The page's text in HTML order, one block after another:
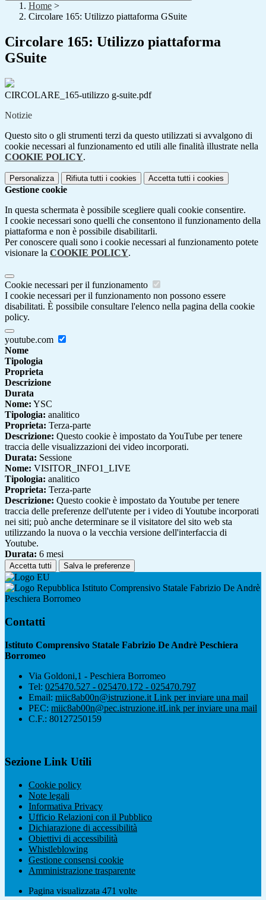
Home >
Circolare 165: Utilizzo piattaforma GSuite
Circolare 165: Utilizzo piattaforma
GSuite
CIRCOLARE_165-utilizzo g-suite.pdf
Notizie
Questo sito o gli strumenti terzi da questo utilizzati si avvalgono di
cookie necessari al funzionamento ed utili alle finalità illustrate nella
COOKIE POLICY.
Personalizza Rifiuta tutti i cookies Accetta tutti i cookies
Gestione cookie
In questa schermata è possibile scegliere quali cookie consentire.
I cookie necessari sono quelli che consentono il funzionamento della
piattaforma e non è possibile disabilitarli.
Per conoscere quali sono i cookie necessari al funzionamento potete
visionare la COOKIE POLICY.
Cookie necessari per il funzionamento
I cookie necessari per il funzionamento non possono essere
disabilitati. È possibile consultare l'elenco nella pagina della cookie
policy.
youtube.com
Nome
Tipologia
Proprieta
Descrizione
Durata
Nome: YSC
Tipologia: analitico
Proprieta: Terza-parte
Descrizione: Questo cookie è impostato da YouTube per tenere
traccia delle visualizzazioni dei video incorporati.
Durata: Sessione
Nome: VISITOR_INFO1_LIVE
Tipologia: analitico
Proprieta: Terza-parte
Descrizione: Questo cookie è impostato da Youtube per tenere
traccia delle preferenze dell'utente per i video di Youtube incorporati
nei siti; può anche determinare se il visitatore del sito web sta
utilizzando la nuova o la vecchia versione dell'interfaccia di
Youtube.
Durata: 6 mesi
Accetta tutti Salva le preferenze
Istituto Comprensivo Statale Fabrizio De Andrè
Peschiera Borromeo
Contatti
Istituto Comprensivo Statale Fabrizio De Andrè Peschiera
Borromeo
Via Goldoni,1 - Peschiera Borromeo
Tel: 025470.527 - 025470.172 - 025470.797
Email: miic8ab00n@istruzione.it Link per inviare una mail
PEC: miic8ab00n@pec.istruzione.itLink per inviare una mail
C.F.: 80127250159
Sezione Link Utili
Cookie policy
Note legali
Informativa Privacy
Ufficio Relazioni con il Pubblico
Dichiarazione di accessibilità
Obiettivi di accessibilità
Whistleblowing
Gestione consensi cookie
Amministrazione trasparente
Pagina visualizzata 471 volte